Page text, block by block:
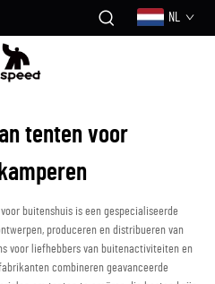
NL
tenten voor
buitenshuis is een gespecialiseerde
produceren en distribueren van
voor liefhebbers van buitenactiviteiten en
combineren geavanceerde